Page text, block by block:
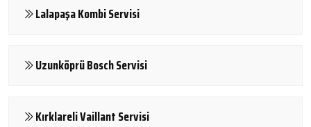
Lalapaşa Kombi Servisi
Uzunköprü Bosch Servisi
Kırklareli Vaillant Servisi